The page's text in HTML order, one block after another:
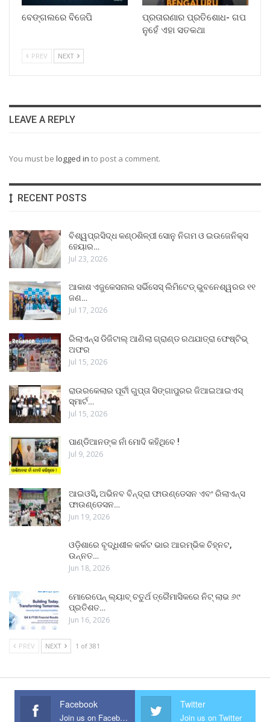
ବେଙ୍ଗଲରେ ବିଜେପି
ପ୍ରତାରଣାର ପ୍ରତିଶୋଧ- ଗପ
ନୁହେଁ ଏହା ସତକଥା
PREV NEXT
LEAVE A REPLY
You must be logged in to post a comment.
RECENT POSTS
ବିଶ୍ୱପ୍ରସିଦ୍ଧ କଣ୍ଠଶିଳ୍ପୀ ସୋନୁ ନିଗମ ଓ ଇଉଜେନିକ୍ସ
ହେୟାର…
Jul 23, 2026
ଆକାଶ ଏଜୁକେସନାଲ ସର୍ଭିସେସ୍ ଲିମିଟେଡ୍ ଭୁବନେଶ୍ୱରର ୧୧
ଜଣ…
Jul 17, 2026
ରିଲାଏନ୍ସ ଡିଜିଟାଲ୍ ଆଣିଲା ଗ୍ରାଣ୍ଡ ରଥଯାତ୍ରା ଫେଷ୍ଟିଭ୍
ଅଫର
Jul 15, 2026
ରାଉରକେଲାର ପୂର୍ବୀ ଗୁପ୍ତା ସିଙ୍ଗାପୁରର ଜିଆଇଆଇଏସ୍
ସ୍ମାର୍ଟ…
Jul 15, 2026
ପାଣ୍ଡିଆନଙ୍କ ନାଁ ମୋଦି କହିଥିବେ !
Jul 9, 2026
ଆଇଓସି, ଅଭିନବ ବିନ୍ଦ୍ରା ଫାଉଣ୍ଡେସନ ଏବଂ ରିଲାଏନ୍ସ
ଫାଉଣ୍ଡେସନ…
Jun 19, 2026
ଓଡ଼ିଶାରେ ବୃଦ୍ଧିଶୀଳ କର୍କଟ ଭାର ଆରମ୍ଭିକ ଚିହ୍ନଟ,
ଉନ୍ନତ…
Jun 18, 2026
ମୋରେପେନ୍ ଲ୍ୟାବ୍ ଚତୁର୍ଥ ତ୍ରୈମାସିକରେ ନିଟ୍ ଲାଭ ୬୯
ପ୍ରତିଶତ…
Jun 16, 2026
PREV NEXT 1 of 381
Facebook
Join us on Facebook
Twitter
Join us on Twitter